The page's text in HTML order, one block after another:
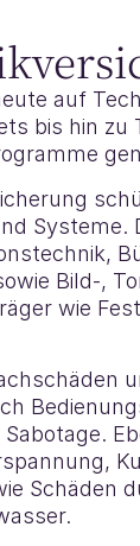
auf
bis hin zu
Bild-,
wie
Schäden